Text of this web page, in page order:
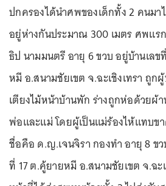
ปกครองได้นำศพของเด็กทั้ง 2 คนม
อยู่ห่างกันประมาณ 300 เมตร ศพแ
ธิป นามมนตรี อายุ 6 ขวบ อยู่บ้านเล
หมี อ.สนามชัยเขต จ.ฉะเชิงเทรา ถูก
เตียงไม้หน้าบ้านพัก ร่างถูกห่อด้วยผ้
พ่อและแม่ โดยผู้เป็นแม่ร้องไห้แทบข
ชื่อคือ ด.ญ.เจนจิรา กองทำ อายุ 8 ข
ที่ 17 ต.คู้ยายหมี อ.สนามชัยเขต จ.ฉะ